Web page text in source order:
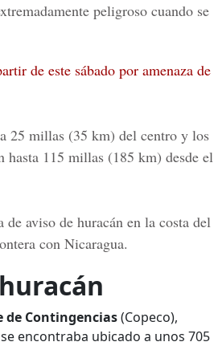
peligroso cuando se
de este sábado por amenaza de
25 millas (35 km) del centro y los
hasta 115 millas (185 km) desde el
de aviso de huracán en la costa del
con Nicaragua.
de Contingencias(Copeco),
encontraba ubicado a unos 705